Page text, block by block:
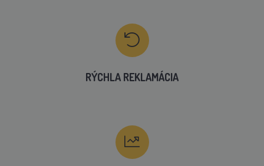
RÝCHLA REKLAMÁCIA